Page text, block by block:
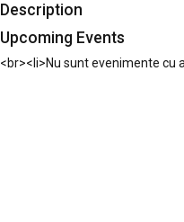
Description
Upcoming Events
<br><li>Nu sunt evenimente cu